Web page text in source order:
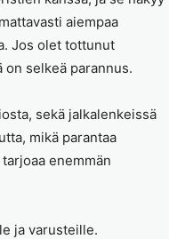
aiempaa
Jos olet tottunut
selkeä parannus.
sekä jalkalenkeissä
mikä parantaa
enemmän
ja varusteille.